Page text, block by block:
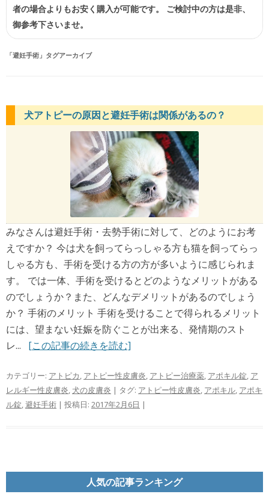
者の場合よりもお安く購入が可能です。 ご検討中の方は是非、
御参考下さいませ。
「避妊手術 」タグアーカイブ
犬アトピーの原因と避妊手術は関係があるの？
みなさんは避妊手術・去勢手術に対して、どのようにお考
えですか？ 今は犬を飼ってらっしゃる方も猫を飼ってらっ
しゃる方も、手術を受ける方の方が多いように感じられま
す。 では一体、手術を受けるとどのようなメリットがある
のでしょうか？また、どんなデメリットがあるのでしょう
か？ 手術のメリット 手術を受けることで得られるメリット
には、望まない妊娠を防ぐことが出来る、発情期のスト
レ... [この記事の続きを読む]
カテゴリー: アトピカ, アトピー性皮膚炎, アトピー治療薬, アポキル錠, ア
レルギー性皮膚炎, 犬の皮膚炎 | タグ: アトピー性皮膚炎, アポキル, アポキ
ル錠,避妊手術 | 投稿日: 2017年2月6日 |
人気の記事ランキング